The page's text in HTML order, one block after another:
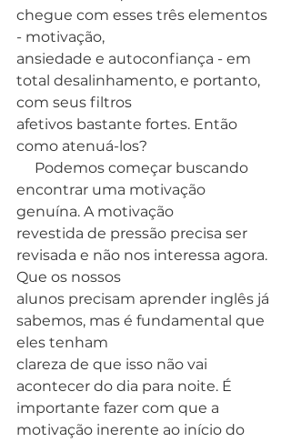
chegue com esses três elementos
- motivação,
ansiedade e autoconfiança - em
total desalinhamento, e portanto,
com seus filtros
afetivos bastante fortes. Então
como atenuá-los?
encontrar uma motivação
genuína. A motivação
revestida de pressão precisa ser
revisada e não nos interessa agora.
Que os nossos
alunos precisam aprender inglês já
sabemos, mas é fundamental que
eles tenham
clareza de que isso não vai
acontecer do dia para noite. É
importante fazer com que a
motivação inerente ao início do